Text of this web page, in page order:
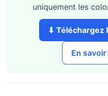
uniquement les
⬇ Téléchargez
En